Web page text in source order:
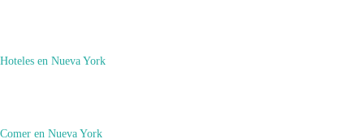
Hoteles en Nueva York
Comer en Nueva York
para publicar un comentario.